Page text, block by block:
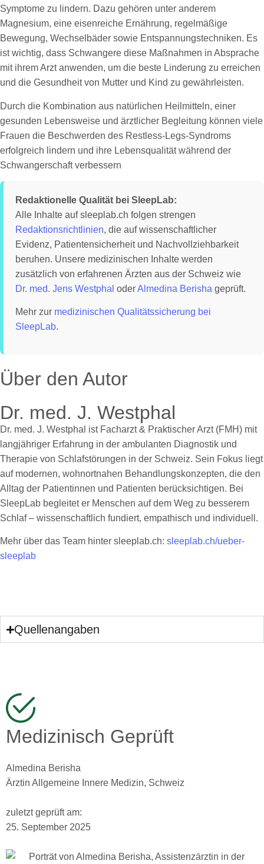
Symptome zu lindern. Dazu gehören unter anderem
Magnesium, eine eisenreiche Ernährung, regelmäßige
Bewegung, Wechselbäder sowie Entspannungstechniken. Es
ist wichtig, dass Schwangere diese Maßnahmen in Absprache
mit ihrem Arzt anwenden, um die beste Linderung zu erreichen
und die Gesundheit von Mutter und Kind zu gewährleisten.
Durch die Kombination aus natürlichen Heilmitteln, einer
gesunden Lebensweise und ärztlicher Begleitung können viele
Frauen die Beschwerden des Restless-Legs-Syndroms
erfolgreich lindern und ihre Lebensqualität während der
Schwangerschaft verbessern
Redaktionelle Qualität bei SleepLab:
Alle Inhalte auf sleeplab.ch folgen strengen
Redaktionsrichtlinien, die auf wissenschaftlicher
Evidenz, Patientensicherheit und Nachvollziehbarkeit
beruhen. Unsere medizinischen Inhalte werden
zusätzlich von erfahrenen Ärzten aus der Schweiz wie
Dr. med. Jens Westphal oderAlmedina Berisha geprüft.
Mehr zur medizinischen Qualitätssicherung bei
SleepLab.
Über den Autor
Dr. med. J. Westphal
Dr. med. J. Westphal ist Facharzt & Praktischer Arzt (FMH) mit
langjähriger Erfahrung in der ambulanten Diagnostik und
Therapie von Schlafstörungen in der Schweiz. Sein Fokus liegt
auf modernen, wohnortnahen Behandlungskonzepten, die den
Alltag der Patientinnen und Patienten berücksichtigen. Bei
SleepLab begleitet er Menschen auf dem Weg zu besserem
Schlaf – wissenschaftlich fundiert, empathisch und individuell.
Mehr über das Team hinter sleeplab.ch: sleeplab.ch/ueber-
sleeplab
Quellenangaben
Medizinisch Geprüft
Almedina Berisha
Ärztin Allgemeine Innere Medizin, Schweiz
zuletzt geprüft am:
25. September 2025